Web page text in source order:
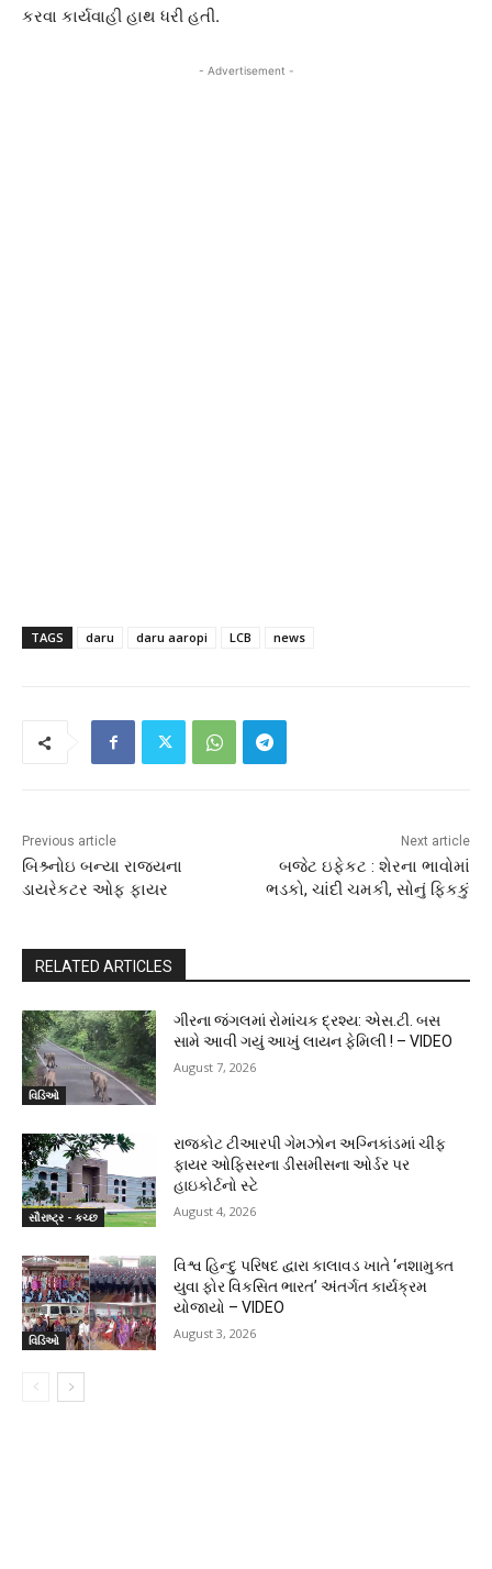
કરવા કાર્યવાહી હાથ ધરી હતી.
- Advertisement -
TAGS daru daru aaropi LCB news
Previous article
બિશ્ર્નોઇ બન્યા રાજયના
ડાયરેકટર ઓફ ફાયર
Next article
બજેટ ઇફેકટ : શેરના ભાવોમાં
ભડકો, ચાંદી ચમકી, સોનું ફિકકું
RELATED ARTICLES
વિડિઓ
ગીરના જંગલમાં રોમાંચક દ્રશ્ય: એસ.ટી. બસ
સામે આવી ગયું આખું લાયન ફેમિલી ! – VIDEO
August 7, 2026
સૌરાષ્ટ્ર - કચ્છ
રાજકોટ ટીઆરપી ગેમઝોન અગ્નિકાંડમાં ચીફ
ફાયર ઓફિસરના ડીસમીસના ઓર્ડર પર
હાઇકોર્ટનો સ્ટે
August 4, 2026
વિડિઓ
વિશ્વ હિન્દુ પરિષદ દ્વારા કાલાવડ ખાતે ‘નશામુક્ત
યુવા ફોર વિકસિત ભારત’ અંતર્ગત કાર્યક્રમ
યોજાયો – VIDEO
August 3, 2026